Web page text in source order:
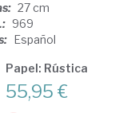
27 cm
969
Español
Papel: Rústica
55,95 €